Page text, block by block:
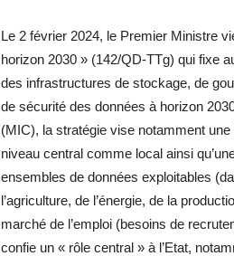
Le 2 février 2024, le Premier Ministre
horizon 2030 » (142/QD-TTg) qui fixe
des infrastructures de stockage, de
de sécurité des données à horizon
(MIC), la stratégie vise notamment
niveau central comme local ainsi
ensembles de données exploitables
l’agriculture, de l’énergie, de la
marché de l’emploi (besoins de
confie un « rôle central » à l’Etat,